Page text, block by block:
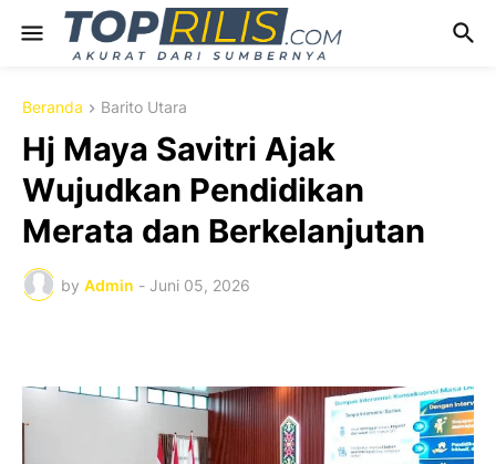
Beranda Barito Utara
Hj Maya Savitri Ajak
Wujudkan Pendidikan
Merata dan Berkelanjutan
by Admin - Juni 05, 2026